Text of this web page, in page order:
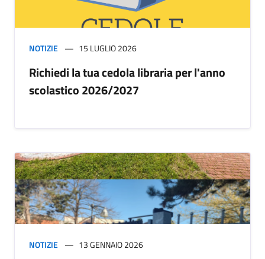
NOTIZIE 15 LUGLIO 2026
Richiedi la tua cedola libraria per l'anno
scolastico 2026/2027
NOTIZIE 13 GENNAIO 2026